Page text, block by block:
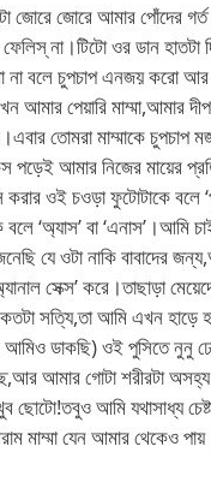
জোরে জোরে আমার পোঁদের গর্ত
না।টিটো ওর ডান
না বলে চুপচাপ এনজয়
পেয়ারি মাম্মা,আমার
তোমরা মাম্মাকে চুপচাপ
পড়েই আমার নিজের মায়ের
করার ওই চওড়া ফুটোটাকে বলে
‘অ্যাস’ বা ‘এনাস’।আমি
যে ওটা নাকি বাবাদের
সেক্স’ করে।তাছাড়া
সত্যি,তা আমি এখন হাড়ে
আমিও ডাকছি) ওই পুসিতে নুনু
আমার গোটা শরীরটা
আমি যথাসাধ্য
আরাম মাম্মা যেন আমার